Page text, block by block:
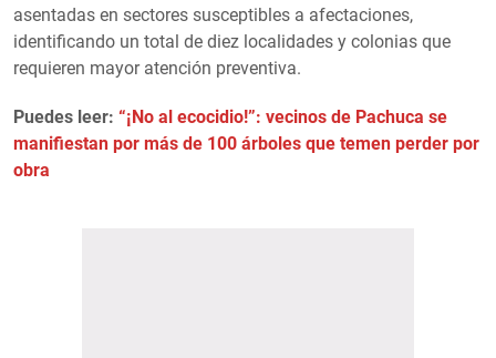
asentadas en sectores susceptibles a afectaciones,
identificando un total de diez localidades y colonias que
requieren mayor atención preventiva.
Puedes leer: “¡No al ecocidio!”: vecinos de Pachuca se
manifiestan por más de 100 árboles que temen perder por
obra